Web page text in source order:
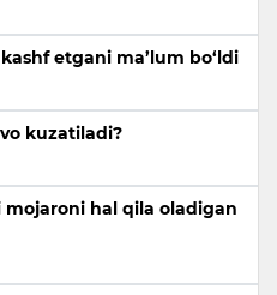
etgani ma’lum bo‘ldi
kuzatiladi?
mojaroni hal qila oladigan